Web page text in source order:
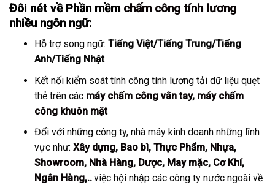
Đôi nét về Phần mềm chấm công tính lương
nhiều ngôn ngữ:
Hỗ trợ song ngữ: Tiếng Việt/Tiếng Trung/Tiếng
Anh/Tiếng Nhật
Kết nối kiểm soát tính công tính lương tải dữ liệu quẹt
thẻ trên các máy chấm công vân tay, máy chấm
công khuôn mặt
Đối với những công ty, nhà máy kinh doanh những lĩnh
vực như: Xây dựng, Bao bì, Thực Phẩm, Nhựa,
Showroom, Nhà Hàng, Dược, May mặc, Cơ Khí,
Ngân Hàng,...việc hội nhập các công ty nước ngoài về